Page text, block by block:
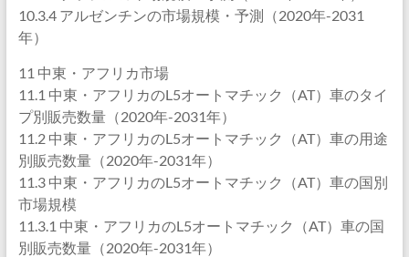
10.3.4 アルゼンチンの市場規模・予測（2020年-2031
年）
11 中東・アフリカ市場
11.1 中東・アフリカのL5オートマチック（AT）車のタイ
プ別販売数量（2020年-2031年）
11.2 中東・アフリカのL5オートマチック（AT）車の用途
別販売数量（2020年-2031年）
11.3 中東・アフリカのL5オートマチック（AT）車の国別
市場規模
11.3.1 中東・アフリカのL5オートマチック（AT）車の国
別販売数量（2020年-2031年）